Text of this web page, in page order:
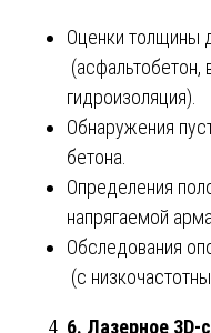
Оценки толщины
гидроизоляция).
Обнаружения
бетона.
Определения
напрягаемой
Обследования
(с
6. Лазерное 3D-